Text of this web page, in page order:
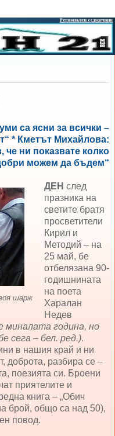
са ясни за всички –
* Кметът Михайлова:
че ни показвате колко
можем да бъдем“
шарж
ДЕН след
празника на
светите братя
просветители
Кирил и
Методий – на
25 май, бе
отбелязана 90-
годишнината
на поета
Харалан
Недев
миналата година, но
сега – бел. ред.).
в нашия край и ни
доброта, разбира се –
поезията си. Броени
приятелите и
книга – „Обич
брой, общо са над 50),
повод.